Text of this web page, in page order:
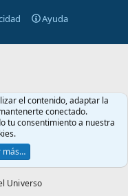
Ayuda
el contenido, adaptar la
conectado.
tu consentimiento a nuestra
más…
Universo